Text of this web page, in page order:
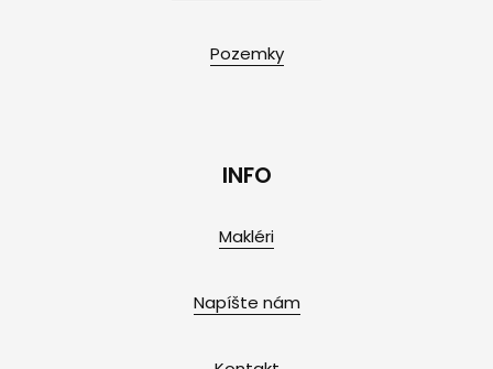
Pozemky
INFO
Makléri
Napíšte nám